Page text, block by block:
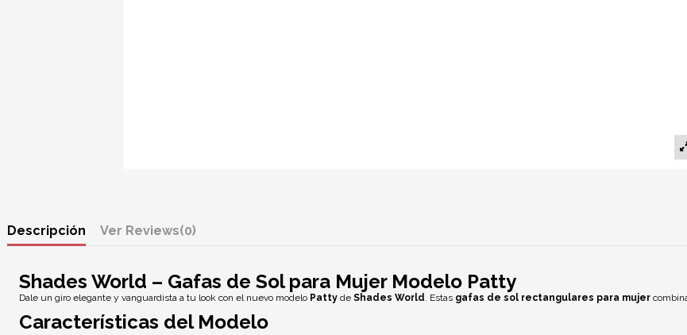
Descripción Reviews(0)
Shades World – Gafas de Sol para Mujer Modelo Patty
Dale un giro elegante y vanguardista a tu look con el nuevo modelo Patty de Shades World . Estas gafas de sol rectangulares para mujer
Características del Modelo